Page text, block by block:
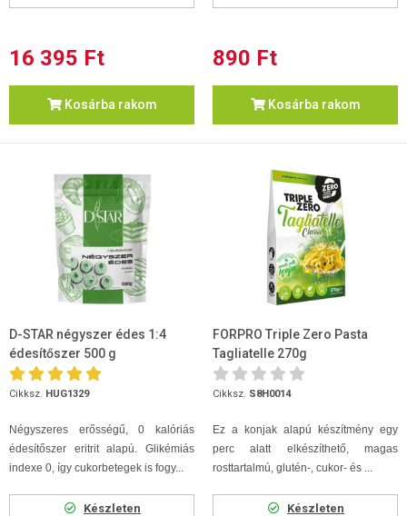
16 395 Ft
Kosárba rakom
890 Ft
Kosárba rakom
D-STAR négyszer édes 1:4
édesítőszer 500 g
Cikksz. HUG1329
Négyszeres erősségű, 0 kalóriás
édesítőszer eritrit alapú. Glikémiás
indexe 0, így cukorbetegek is fogy...
Készleten
FORPRO Triple Zero Pasta
Tagliatelle 270g
Cikksz. S8H0014
Ez a konjak alapú készítmény egy
perc alatt elkészíthető, magas
rosttartalmú, glutén-, cukor- és ...
Készleten